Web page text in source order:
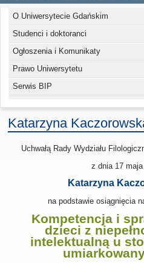
O Uniwersytecie Gdańskim
Studenci i doktoranci
Ogłoszenia i Komunikaty
Prawo Uniwersytetu
Serwis BIP
Katarzyna
Uchwałą Rady Wydziału
z dnia 17
Katarzyna
na podstawie osiągnięcia
Kompetencja i
dzieci z
intelektualną u